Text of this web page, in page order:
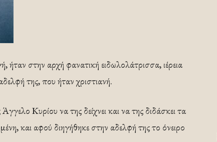
στην αρχή φανατική ειδωλολάτρισσα, ιέρεια
της, που ήταν χριστιανή.
Κυρίου να της δείχνει και να της διδάσκει τα
και αφού διηγήθηκε στην αδελφή της το όνειρο